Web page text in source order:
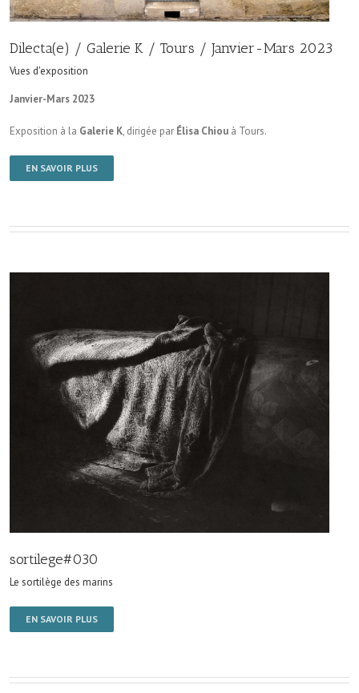
Dilecta(e) / Galerie K / Tours / Janvier-Mars 2023
Vues d'exposition
Janvier-Mars 2023
Exposition à la Galerie K, dirigée par Élisa Chiou à Tours.
EN SAVOIR PLUS
sortilege#030
Le sortilège des marins
EN SAVOIR PLUS